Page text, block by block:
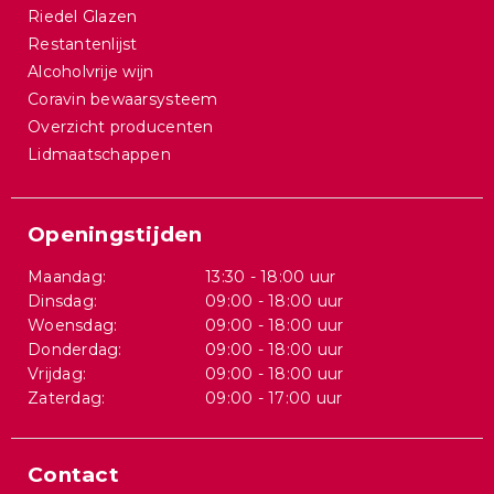
Riedel Glazen
Restantenlijst
Alcoholvrije wijn
Coravin bewaarsysteem
Overzicht producenten
Lidmaatschappen
Openingstijden
Maandag:
13:30 - 18:00 uur
Dinsdag:
09:00 - 18:00 uur
Woensdag:
09:00 - 18:00 uur
Donderdag:
09:00 - 18:00 uur
Vrijdag:
09:00 - 18:00 uur
Zaterdag:
09:00 - 17:00 uur
Contact